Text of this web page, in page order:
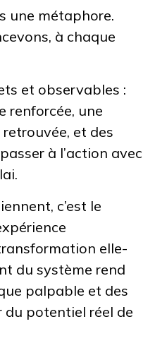
une métaphore.
à chaque
et observables :
renforcée, une
et des
à l’action avec
c’est le
elle-
du système rend
palpable et des
potentiel réel de